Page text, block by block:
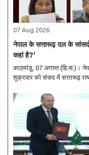
07 Aug 2026
नेपाल के सत्तारूढ़ दल के
कहां है?’
काठमांडू, 07 अगस्त (हि.स.)।
शुक्रवार को संसद में सत्तारूढ़